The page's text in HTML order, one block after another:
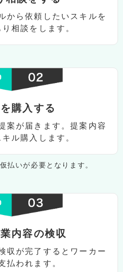
から依頼したい スキルを
相談をします。
購⼊する
案が届きます。提案内容
ル購⼊します。
払いが必要となります。
内容の検収
収が完了すると ワーカー
払われます。